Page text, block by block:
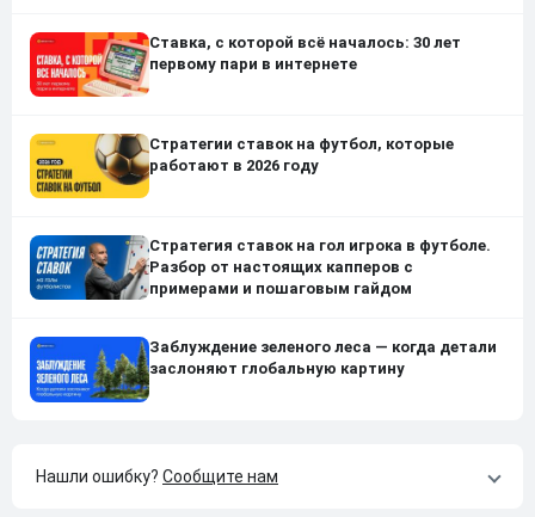
Ставка, с которой всё началось: 30 лет
первому пари в интернете
Стратегии ставок на футбол, которые
работают в 2026 году
Стратегия ставок на гол игрока в футболе.
Разбор от настоящих капперов с
примерами и пошаговым гайдом
Заблуждение зеленого леса — когда детали
заслоняют глобальную картину
Нашли ошибку? Сообщите нам